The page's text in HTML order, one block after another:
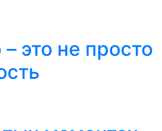
это не просто